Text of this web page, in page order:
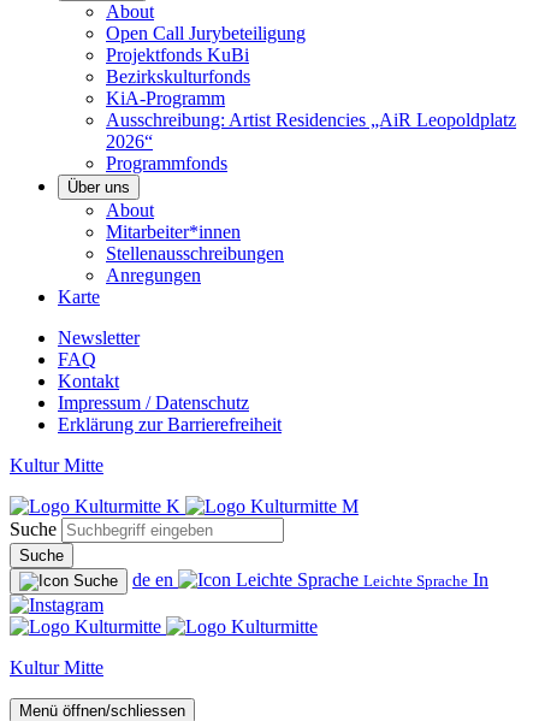
About
Open Call Jurybeteiligung
Projektfonds KuBi
Bezirkskulturfonds
KiA-Programm
Ausschreibung: Artist Residencies „AiR Leopoldplatz
2026“
Programmfonds
Über uns
About
Mitarbeiter*innen
Stellenausschreibungen
Anregungen
Karte
Newsletter
FAQ
Kontakt
Impressum / Datenschutz
Erklärung zur Barrierefreiheit
Kultur Mitte
Suche
Suche
de en Leichte Sprache In
Kultur Mitte
Menü öffnen/schliessen